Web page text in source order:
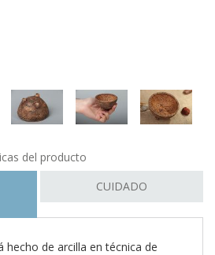
del producto
CUIDADO
hecho de arcilla en técnica de